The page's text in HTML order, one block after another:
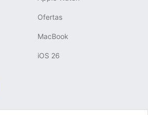
Ofertas
MacBook
iOS 26